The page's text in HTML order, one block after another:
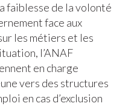
faiblesse de la volonté
face aux
les métiers et les
l’ANAF
en charge
vers des structures
en cas d’exclusion